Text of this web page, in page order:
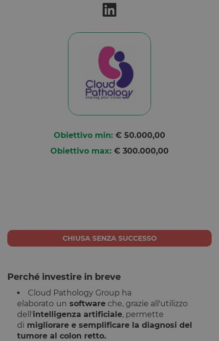
Obiettivo min: € 50.000,00
Obiettivo max: € 300.000,00
CHIUSA SENZA SUCCESSO
Perché investire in breve
Cloud Pathology Group ha
elaborato un software che, grazie all'utilizzo
dell'intelligenza artificiale, permette
di migliorare e semplificare la diagnosi del
tumore al colon retto.